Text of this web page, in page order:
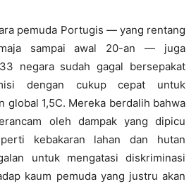
pemuda Portugis — yang rentang
sampai awal 20-an — juga
negara sudah gagal bersepakat
dengan cukup cepat untuk
global 1,5C. Mereka berdalih bahwa
oleh dampak yang dipicu
kebakaran lahan dan hutan
untuk mengatasi diskriminasi
kaum pemuda yang justru akan